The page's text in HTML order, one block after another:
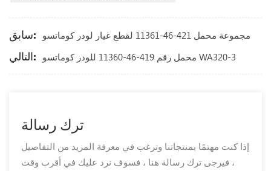
سابق: مجموعة محمل 421-46-11361 لقطع غيار لودر كوماتسو
التالي: محمل رقم 419-46-11360 للودر كوماتسو WA320-3
ترك رسالة
إذا كنت مهتمًا بمنتجاتنا وترغب في معرفة المزيد من التفاصيل
، فيرجى ترك رسالة هنا ، فسوف نرد عليك في أقرب وقت